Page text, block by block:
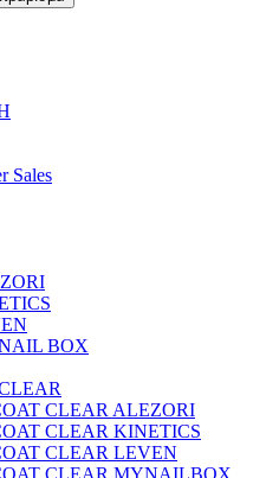
Sales
BOX
CLEAR ALEZORI
CLEAR KINETICS
CLEAR LEVEN
CLEAR MYNAILBOX